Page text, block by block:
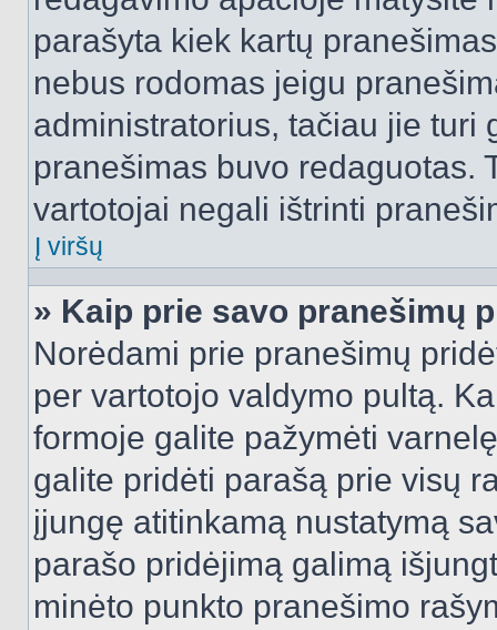
parašyta kiek kartų
nebus rodomas jeigu
administratorius, tačiau jie turi
pranešimas buvo redaguotas.
vartotojai negali ištrinti
Į viršų
» Kaip prie savo pranešimų
Norėdami prie pranešimų
per vartotojo valdymo pultą.
formoje galite pažymėti
galite pridėti parašą prie visų
įjungę atitinkamą nustatymą
parašo pridėjimą galimą
minėto punkto pranešimo